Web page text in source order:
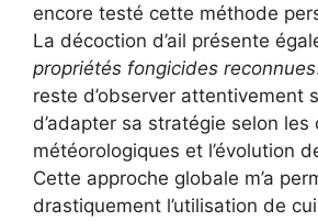
encore testé cette méthode
La décoction d’ail présente
propriétés fongicides reconnues
reste d’observer attentivement
d’adapter sa stratégie selon les
météorologiques et l’évolution
Cette approche globale m’a
drastiquement l’utilisation de